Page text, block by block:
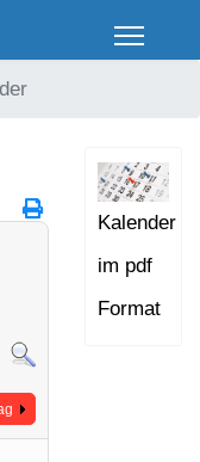
Kalender
im pdf
Format